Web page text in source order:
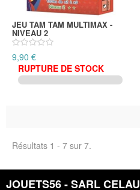
JEU TAM TAM MULTIMAX -
NIVEAU 2
9,90 €
RUPTURE DE STOCK
Résultats 1 - 7 sur 7.
JOUETS56 - SARL CELAU